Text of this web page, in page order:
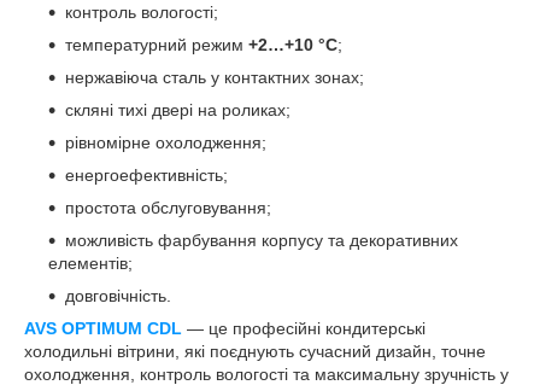
контроль вологості;
температурний режим +2…+10 °C;
нержавіюча сталь у контактних зонах;
скляні тихі двері на роликах;
рівномірне охолодження;
енергоефективність;
простота обслуговування;
можливість фарбування корпусу та декоративних
елементів;
довговічність.
AVS OPTIMUM CDL — це професійні кондитерські
холодильні вітрини, які поєднують сучасний дизайн, точне
охолодження, контроль вологості та максимальну зручність у